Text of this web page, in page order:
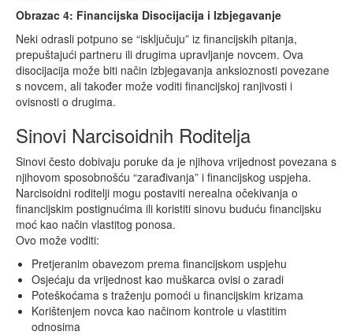
Obrazac 4: Financijska Disocijacija i Izbjegavanje
Neki odrasli potpuno se “isključuju” iz financijskih pitanja,
prepuštajući partneru ili drugima upravljanje novcem. Ova
disocijacija može biti način izbjegavanja anksioznosti povezane
s novcem, ali također može voditi financijskoj ranjivosti i
ovisnosti o drugima.
Sinovi Narcisoidnih Roditelja
Sinovi često dobivaju poruke da je njihova vrijednost povezana s
njihovom sposobnošću “zarađivanja” i financijskog uspjeha.
Narcisoidni roditelji mogu postaviti nerealna očekivanja o
financijskim postignućima ili koristiti sinovu buduću financijsku
moć kao način vlastitog ponosa.
Ovo može voditi:
Pretjeranim obavezom prema financijskom uspjehu
Osjećaju da vrijednost kao muškarca ovisi o zaradi
Poteškoćama s traženju pomoći u financijskim krizama
Korištenjem novca kao načinom kontrole u vlastitim
odnosima